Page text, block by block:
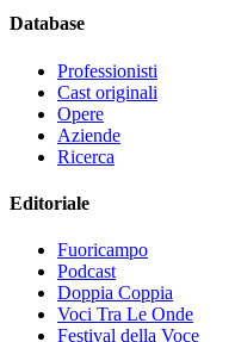
Database
Professionisti
Cast originali
Opere
Aziende
Ricerca
Editoriale
Fuoricampo
Podcast
Doppia Coppia
Voci Tra Le Onde
Festival della Voce